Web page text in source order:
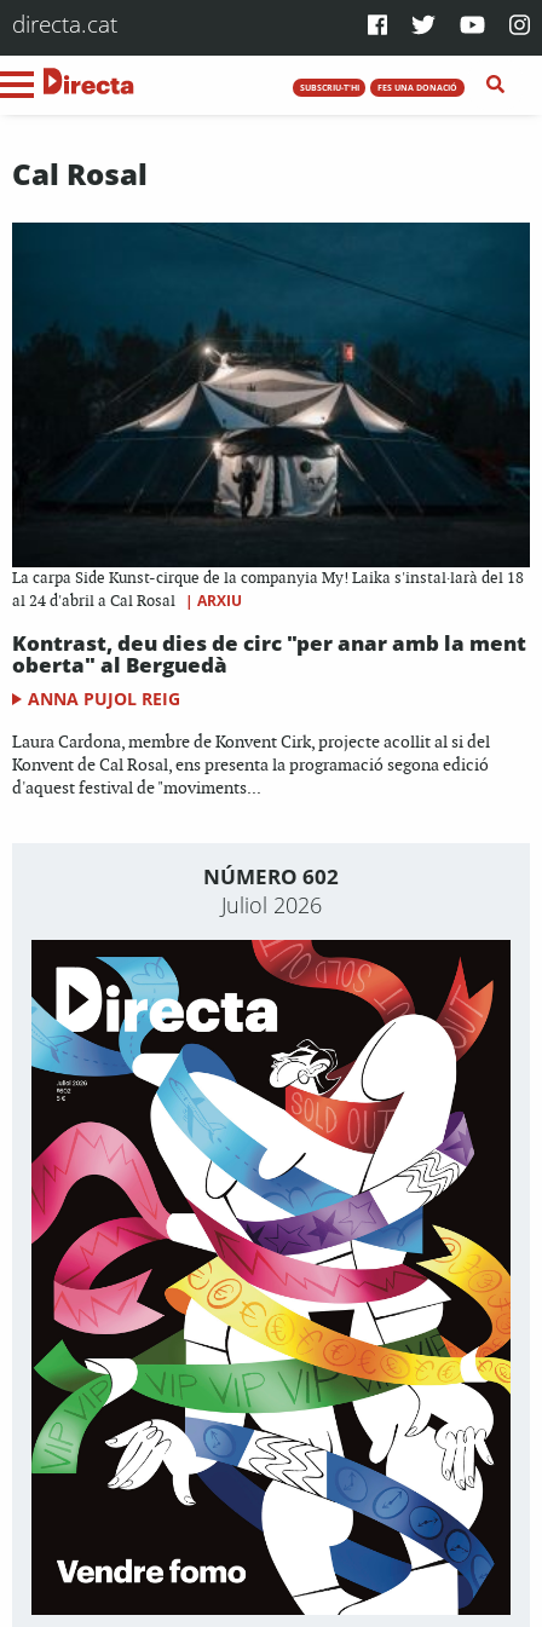
directa.cat
SUBSCRIU-T'HI FES UNA DONACIÓ
Cal Rosal
La carpa Side Kunst-cirque de la companyia My! Laika s'instal·larà del 18
al 24 d'abril a Cal Rosal
| ARXIU
Kontrast, deu dies de circ "per anar amb la ment
oberta" al Berguedà
ANNA PUJOL REIG
Laura Cardona, membre de Konvent Cirk, projecte acollit al si del
Konvent de Cal Rosal, ens presenta la programació segona edició
d'aquest festival de "moviments...
NÚMERO 602
Juliol 2026